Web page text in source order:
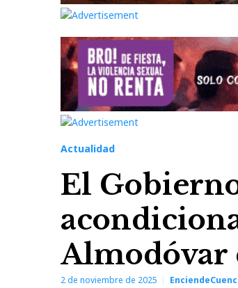
Actualidad
El
Almodóvar
2 de noviembre de 2025